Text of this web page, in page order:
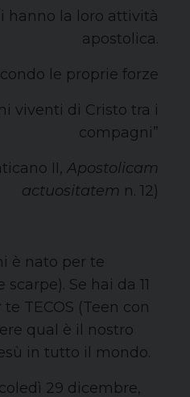
hanno la loro attività
apostolica.
le proprie forze
viventi di Cristo tra i
compagni”
II, Apostolicam
actuositatem n. 12)
è nato per te
Se hai da 11
TECOS (Teen con
qual è il nostro
in tutto il mondo.
29 dicembre,